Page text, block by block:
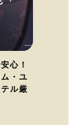
心！
・ユ
ル厳